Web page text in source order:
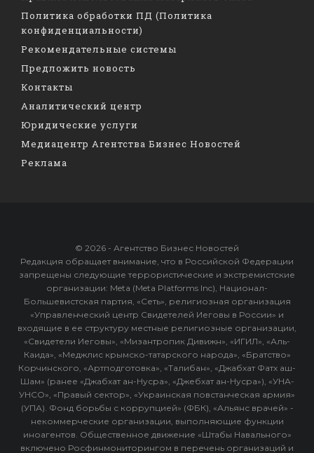
Политика обработки ПД (Политика
конфиденциальности)
Рекомендательные системы
Предложить новость
Контакты
Аналитический центр
Юридические услуги
Медиацентр Агентства Бизнес Новостей
Реклама
© 2026 - Агентство Бизнес Новостей
Редакция обращает внимание, что в Российской Федерации
запрещены следующие террористические и экстремистские
организации: Meta (Meta Platforms Inc), Национал-
Большевистская партия, «Сеть», религиозная организация
«Управленческий центр Свидетелей Иеговы в России» и
входящие в ее структуру местные религиозные организации,
«Свидетели Иеговы», «Мизантропик Дивижн», «ИГИЛ», «Аль-
Каида», «Меджлис крымско-татарского народа», «Братство»
Корчинского, «Артподготовка», «Талибан», «Джабхат Фатх аш-
Шам» (ранее «Джабхат ан-Нусра», «Джебхат ан-Нусра»), «УНА-
УНСО», «Правый сектор», «Украинская повстанческая армия»
(УПА). Фонд борьбы с коррупцией» (ФБК), «Альянс врачей» -
некоммерческие организации, выполняющие функции
иноагентов. Общественное движение «Штабы Навального»
включено Росфинмониторингом в перечень организаций и